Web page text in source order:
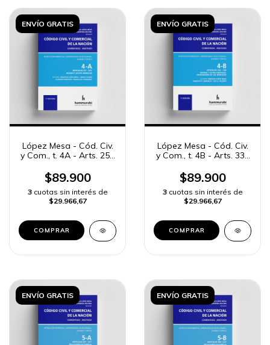
ENVÍO GRATIS
López Mesa - Cód. Civ.
y Com., t. 4A - Arts. 257
$89.900
3 cuotas sin interés de
$29.966,67
COMPRAR
ENVÍO GRATIS
López Mesa - Cód. Civ.
y Com., t. 4B - Arts. 332
$89.900
3 cuotas sin interés de
$29.966,67
COMPRAR
ENVÍO GRATIS ENVÍO GRATIS